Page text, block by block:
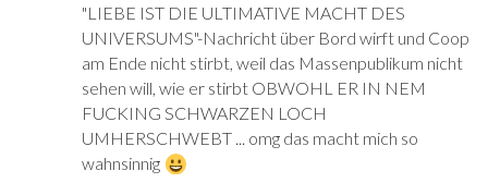
"LIEBE IST DIE ULTIMATIVE MACHT DES
UNIVERSUMS"-Nachricht über Bord wirft und Coop
am Ende nicht stirbt, weil das Massenpublikum nicht
sehen will, wie er stirbt OBWOHL ER IN NEM
FUCKING SCHWARZEN LOCH
UMHERSCHWEBT ... omg das macht mich so
wahnsinnig